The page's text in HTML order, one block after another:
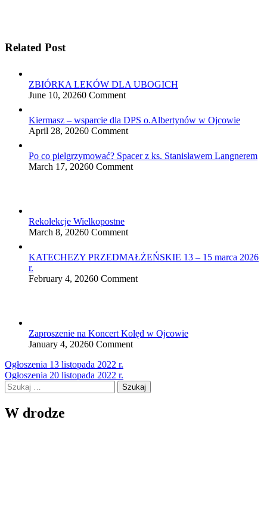
Related Post
ZBIÓRKA LEKÓW DLA UBOGICH
June 10, 20260 Comment
Kiermasz – wsparcie dla DPS o.Albertynów w Ojcowie
April 28, 20260 Comment
Po co pielgrzymować? Spacer z ks. Stanisławem Langnerem
March 17, 20260 Comment
Rekolekcje Wielkopostne
March 8, 20260 Comment
KATECHEZY PRZEDMAŁŻEŃSKIE 13 – 15 marca 2026
r.
February 4, 20260 Comment
Zaproszenie na Koncert Kolęd w Ojcowie
January 4, 20260 Comment
Nawigacja
wpisu
Ogłoszenia 13 listopada 2022 r.
Ogłoszenia 20 listopada 2022 r.
Szukaj:
W drodze